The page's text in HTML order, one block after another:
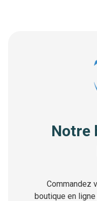
Notre
Commandez
boutique en